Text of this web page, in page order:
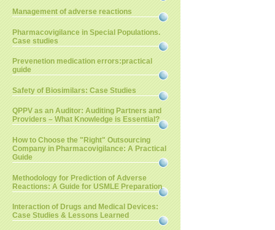
Management of adverse reactions
Pharmacovigilance in Special Populations.
Case studies
Prevenetion medication errors:practical
guide
Safety of Biosimilars: Case Studies
QPPV as an Auditor: Auditing Partners and
Providers – What Knowledge is Essential?
How to Choose the "Right" Outsourcing
Company in Pharmacovigilance: A Practical
Guide
Methodology for Prediction of Adverse
Reactions: A Guide for USMLE Preparation
Interaction of Drugs and Medical Devices:
Case Studies & Lessons Learned